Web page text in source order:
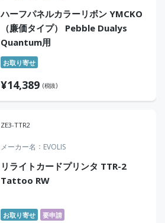
ハーフパネルカラーリボン YMCKO
（廉価タイプ） Pebble Dualys
Quantum用
お取り寄せ
¥14,389 (税抜)
ZE3-TTR2
メーカー名 EVOLIS
リライトカードプリンタ TTR-2
Tattoo RW
お取り寄せ 要申請